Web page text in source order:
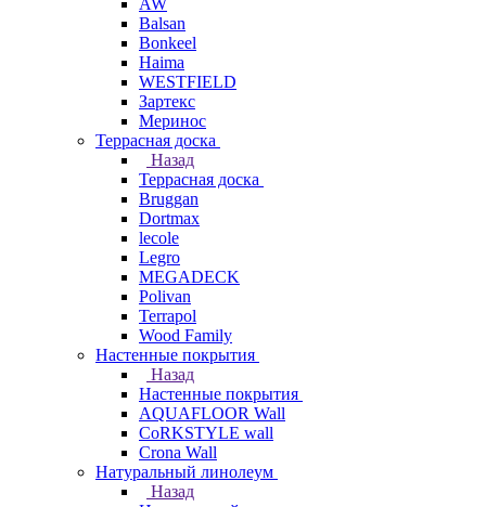
AW
Balsan
Bonkeel
Haima
WESTFIELD
Зартекс
Меринос
Террасная доска
Назад
Террасная доска
Bruggan
Dortmax
lecole
Legro
MEGADECK
Polivan
Terrapol
Wood Family
Настенные покрытия
Назад
Настенные покрытия
AQUAFLOOR Wall
CoRKSTYLE wall
Crona Wall
Натуральный линолеум
Назад